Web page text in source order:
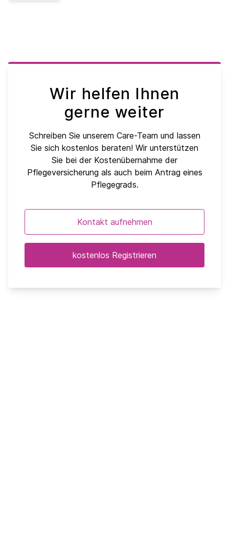
Wir helfen Ihnen
gerne weiter
Schreiben Sie unserem Care-Team und lassen
Sie sich kostenlos beraten! Wir unterstützen
Sie bei der Kostenübernahme der
Pflegeversicherung als auch beim Antrag eines
Pflegegrads.
Kontakt aufnehmen
kostenlos Registrieren